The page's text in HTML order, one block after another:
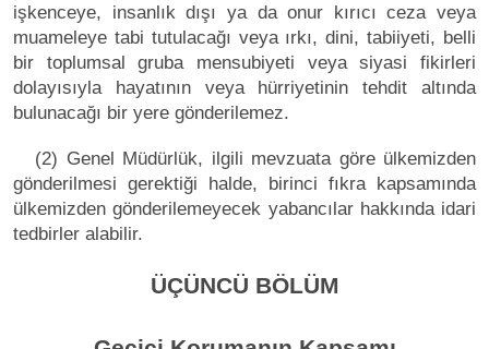
işkenceye, insanlık dışı ya da onur kırıcı ceza veya
muameleye tabi tutulacağı veya ırkı, dini, tabiiyeti, belli
bir toplumsal gruba mensubiyeti veya siyasi fikirleri
dolayısıyla hayatının veya hürriyetinin tehdit altında
bulunacağı bir yere gönderilemez.
(2) Genel Müdürlük, ilgili mevzuata göre ülkemizden
gönderilmesi gerektiği halde, birinci fıkra kapsamında
ülkemizden gönderilemeyecek yabancılar hakkında idari
tedbirler alabilir.
ÜÇÜNCÜ BÖLÜM